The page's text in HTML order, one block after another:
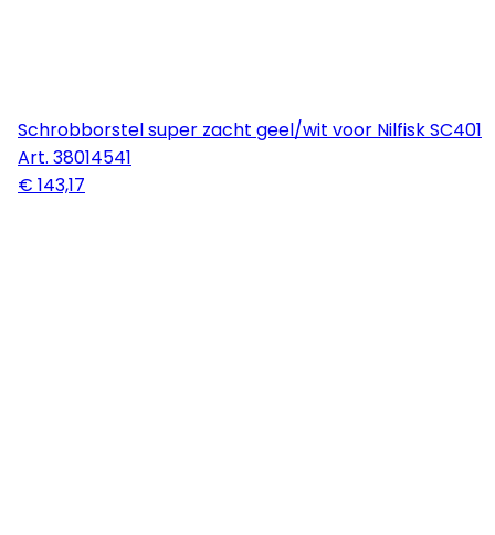
Schrobborstel super zacht geel/wit voor Nilfisk SC401
Art. 38014541
€ 143,17